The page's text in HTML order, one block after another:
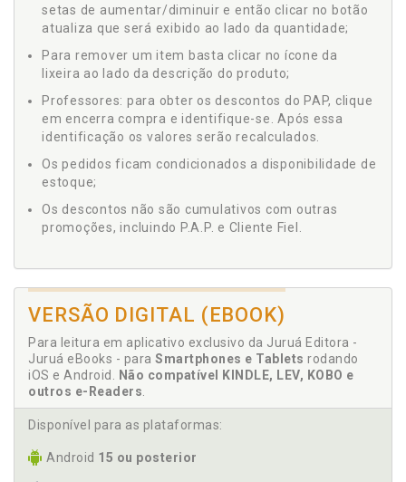
setas de aumentar/diminuir e então clicar no botão
atualiza que será exibido ao lado da quantidade;
Para remover um item basta clicar no ícone da
lixeira ao lado da descrição do produto;
Professores: para obter os descontos do PAP, clique
em encerra compra e identifique-se. Após essa
identificação os valores serão recalculados.
Os pedidos ficam condicionados a disponibilidade de
estoque;
Os descontos não são cumulativos com outras
promoções, incluindo P.A.P. e Cliente Fiel.
VERSÃO DIGITAL (EBOOK)
Para leitura em aplicativo exclusivo da Juruá Editora -
Juruá eBooks - para Smartphones e Tablets rodando
iOS e Android.
Não compatível KINDLE, LEV, KOBO e
outros e-Readers
Disponível para as plataformas:
Android 15 ou posterior